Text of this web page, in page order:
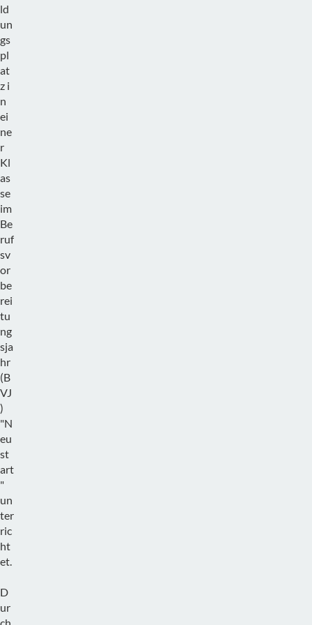
ld
un
gs
pl
at
z i
n
ei
ne
r
Kl
as
se
im
Be
ruf
sv
or
be
rei
tu
ng
sja
hr
(B
VJ
)
"N
eu
st
art
"
un
ter
ric
ht
et.
D
ur